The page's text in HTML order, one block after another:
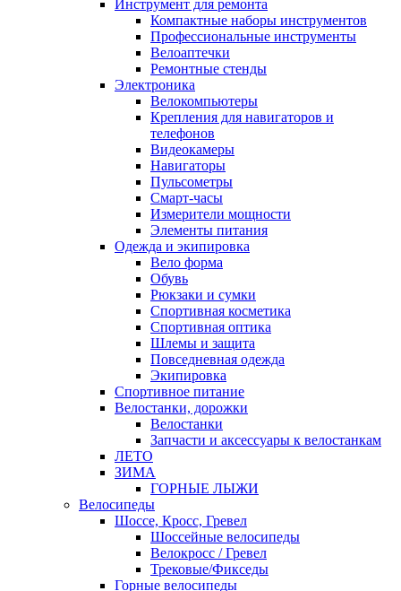
Инструмент для ремонта
Компактные наборы инструментов
Профессиональные инструменты
Велоаптечки
Ремонтные стенды
Электроника
Велокомпьютеры
Крепления для навигаторов и
телефонов
Видеокамеры
Навигаторы
Пульсометры
Смарт-часы
Измерители мощности
Элементы питания
Одежда и экипировка
Вело форма
Обувь
Рюкзаки и сумки
Спортивная косметика
Спортивная оптика
Шлемы и защита
Повседневная одежда
Экипировка
Спортивное питание
Велостанки, дорожки
Велостанки
Запчасти и аксессуары к велостанкам
ЛЕТО
ЗИМА
ГОРНЫЕ ЛЫЖИ
Велосипеды
Шоссе, Кросс, Гревел
Шоссейные велосипеды
Велокросс / Гревел
Трековые/Фикседы
Горные велосипеды